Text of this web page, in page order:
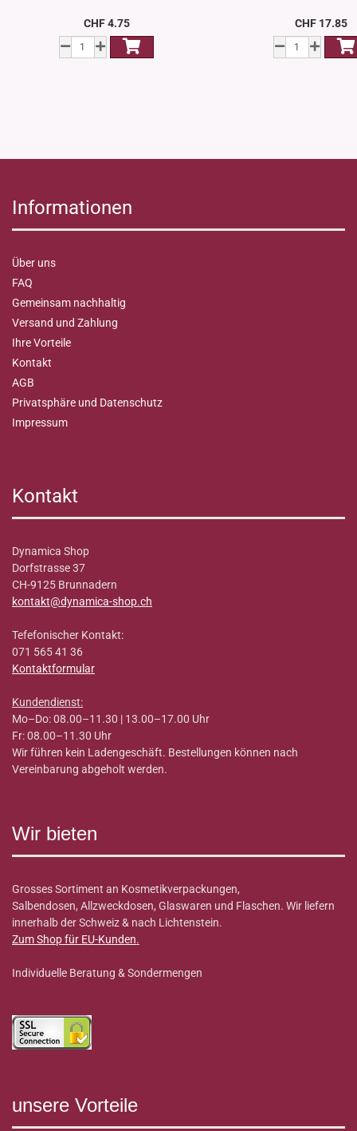
CHF 4.75 CHF 17.85
Informationen
Über uns
FAQ
Gemeinsam nachhaltig
Versand und Zahlung
Ihre Vorteile
Kontakt
AGB
Privatsphäre und Datenschutz
Impressum
Kontakt
Dynamica Shop
Dorfstrasse 37
CH-9125 Brunnadern
kontakt@dynamica-shop.ch
Tefefonischer Kontakt:
071 565 41 36
Kontaktformular
Kundendienst:
Mo–Do: 08.00–11.30 | 13.00–17.00 Uhr
Fr: 08.00–11.30 Uhr
Wir führen kein Ladengeschäft. Bestellungen können nach
Vereinbarung abgeholt werden.
Wir bieten
Grosses Sortiment an Kosmetikverpackungen,
Salbendosen, Allzweckdosen, Glaswaren und Flaschen. Wir liefern
innerhalb der Schweiz & nach Lichtenstein.
Zum Shop für EU-Kunden.
Individuelle Beratung & Sondermengen
unsere Vorteile